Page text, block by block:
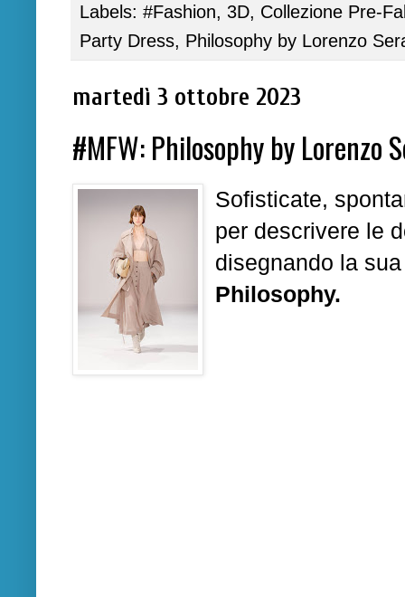
Labels: #Fashion, 3D, Collezione Pre-
Party Dress, Philosophy by Lorenzo
martedì 3 ottobre 2023
#MFW: Philosophy by Lorenzo
Sofisticate,
per descrivere le
disegnando la
Philosophy.